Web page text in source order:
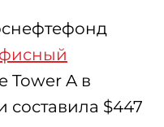
Tower A в
составила $447